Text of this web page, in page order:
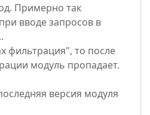
Примерно так
вводе запросов в
фильтрация", то после
модуль пропадает.
версия модуля